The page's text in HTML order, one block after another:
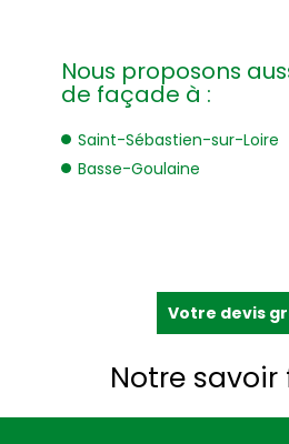
Nous proposons
de façade à :
Saint-Sébastien-sur-Loire
Basse-Goulaine
Votre devis
Notre savoir